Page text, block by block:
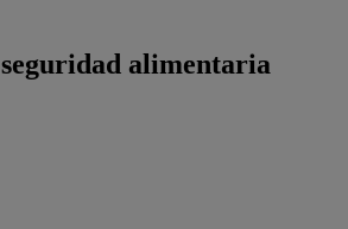
alimentaria